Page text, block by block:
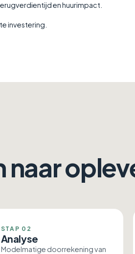
en huurimpact.
investering.
naar
STAP 02
Analyse
Modelmatige doorrekening van